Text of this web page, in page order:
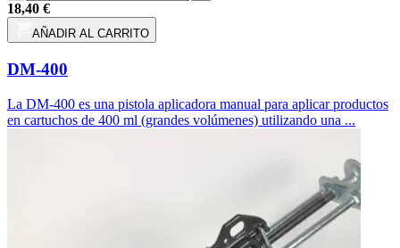
18,40 €
AÑADIR AL CARRITO
DM-400
La DM-400 es una pistola aplicadora manual para aplicar productos
en cartuchos de 400 ml (grandes volúmenes) utilizando una ...